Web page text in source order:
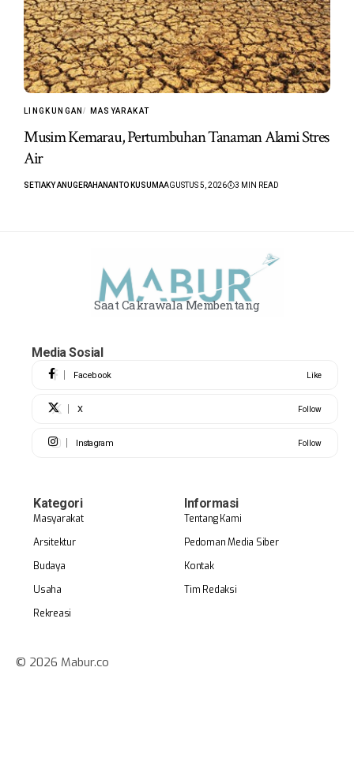
LINGKUNGAN MASYARAKAT
Musim Kemarau, Pertumbuhan Tanaman Alami Stres
Air
SETIAKY ANUGERAHANANTO KUSUMAAGUSTUS 5, 2026 3 MIN READ
Saat Cakrawala Membentang
Media Sosial
Facebook Like
X Follow
Instagram Follow
Kategori
Masyarakat
Arsitektur
Budaya
Usaha
Rekreasi
Informasi
Tentang Kami
Pedoman Media Siber
Kontak
Tim Redaksi
© 2026 Mabur.co